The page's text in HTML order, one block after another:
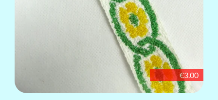
€3.00